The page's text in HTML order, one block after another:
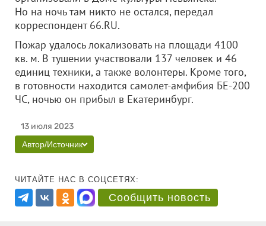
Но на ночь там никто не остался, передал
корреспондент 66.RU.
Пожар удалось локализовать на площади 4100
кв. м. В тушении участвовали 137 человек и 46
единиц техники, а также волонтеры. Кроме того,
в готовности находится самолет-амфибия БЕ-200
ЧС, ночью он прибыл в Екатеринбург.
13 июля 2023
Автор/Источник
ЧИТАЙТЕ НАС В СОЦСЕТЯХ:
Сообщить новость